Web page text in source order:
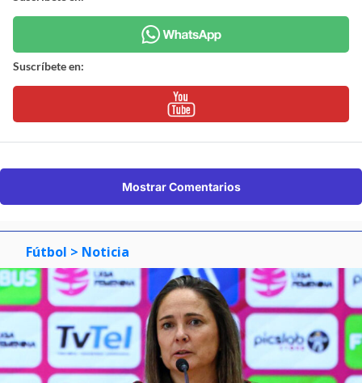
Suscríbete en:
Mostrar Comentarios
Fútbol > Noticia